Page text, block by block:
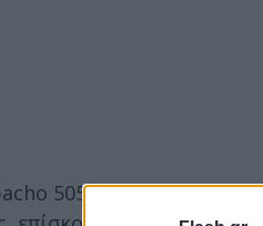
505 και La Prensa,